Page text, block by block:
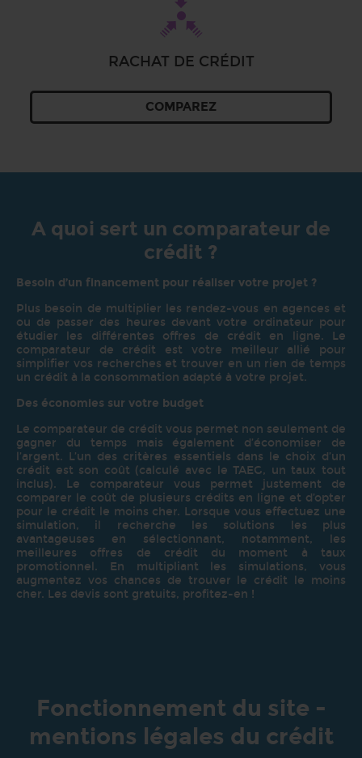
RACHAT DE CRÉDIT
COMPAREZ
A quoi sert un comparateur de
crédit ?
Besoin d’un financement pour réaliser votre projet ?
Plus besoin de multiplier les rendez-vous en agences et
ou de passer des heures devant votre ordinateur pour
étudier les différentes offres de crédit en ligne. Le
comparateur de crédit est votre meilleur allié pour
simplifier vos recherches et trouver en un rien de temps
un crédit à la consommation adapté à votre projet.
Des économies sur votre budget
Le comparateur de crédit vous permet non seulement de
gagner du temps mais également d’économiser de
l’argent. L’un des critères essentiels dans le choix d’un
crédit est son coût (calculé avec le TAEG, un taux tout
inclus). Le comparateur vous permet justement de
comparer le coût de plusieurs crédits en ligne et d’opter
pour le crédit le moins cher. Lorsque vous effectuez une
simulation, il recherche les solutions les plus
avantageuses en sélectionnant, notamment, les
meilleures offres de crédit du moment à taux
promotionnel. En multipliant les simulations, vous
augmentez vos chances de trouver le crédit le moins
cher. Les devis sont gratuits, profitez-en !
Fonctionnement du site -
mentions légales du crédit